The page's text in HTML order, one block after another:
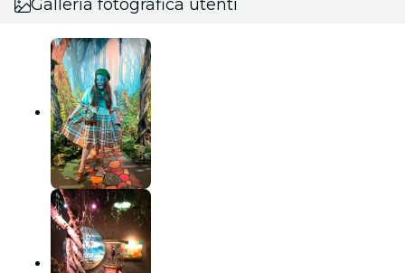
Galleria fotografica utenti